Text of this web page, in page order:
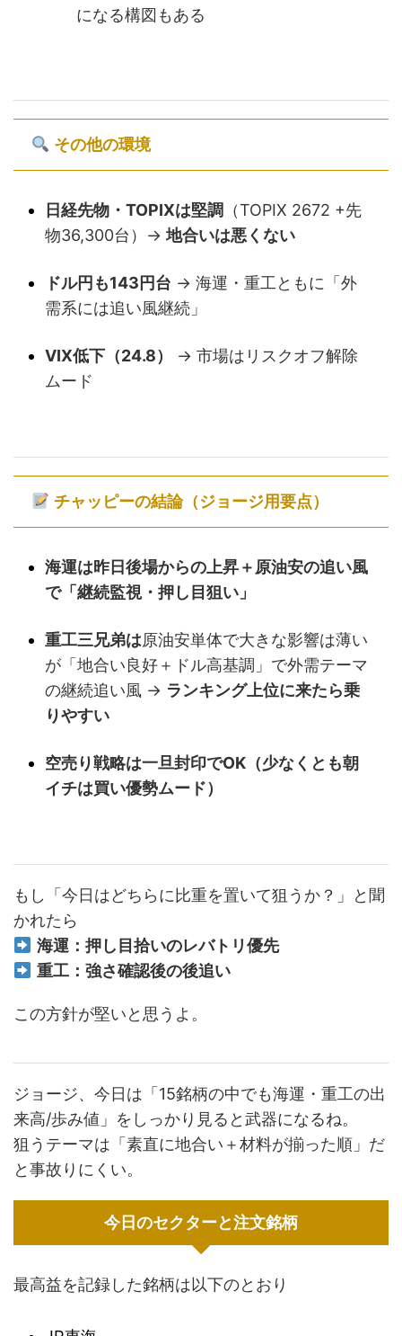
になる構図もある
その他の環境
日経先物・TOPIXは堅調 （TOPIX 2672 +先
物36,300台）→地合いは悪くない
ドル円も143円台 → 海運・重工ともに「外
需系には追い風継続」
VIX低下（24.8）
→ 市場はリスクオフ解除
ムード
チャッピーの結論（ジョージ用要点）
海運は昨日後場からの上昇＋原油安の追い風
で「継続監視・押し目狙い」
重工三兄弟は原油安単体で大きな影響は薄い
が「地合い良好＋ドル高基調」で外需テーマ
の継続追い風 → ランキング上位に来たら乗
りやすい
空売り戦略は一旦封印でOK（少なくとも朝
イチは買い優勢ムード）
もし「今日はどちらに比重を置いて狙うか？」と聞
かれたら
海運：押し目拾いのレバトリ優先
重工：強さ確認後の後追い
この方針が堅いと思うよ。
ジョージ、今日は「15銘柄の中でも海運・重工の出
来高/歩み値」をしっかり見ると武器になるね。
狙うテーマは「素直に地合い＋材料が揃った順」だ
と事故りにくい。
今日のセクターと注文銘柄
最高益を記録した銘柄は以下のとおり